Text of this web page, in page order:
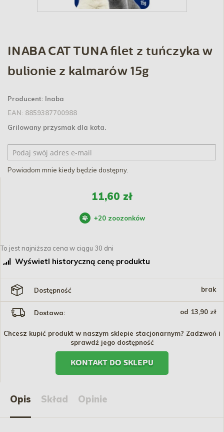
INABA CAT TUNA filet z tuńczyka w
bulionie z kalmarów 15g
Producent: Inaba
EAN: 8859387700988
Grilowany przysmak dla kota.
Powiadom mnie kiedy będzie dostępny.
11,60 zł
+20 zoozonków
To jest najniższa cena w ciągu 30 dni
Wyświetl historyczną cenę produktu
Dostępność brak
Dostawa: od 13,90 zł
Chcesz kupić produkt w naszym sklepie stacjonarnym? Zadzwoń i
sprawdź jego dostępność
KONTAKT DO SKLEPU
Opis Skład Opinie